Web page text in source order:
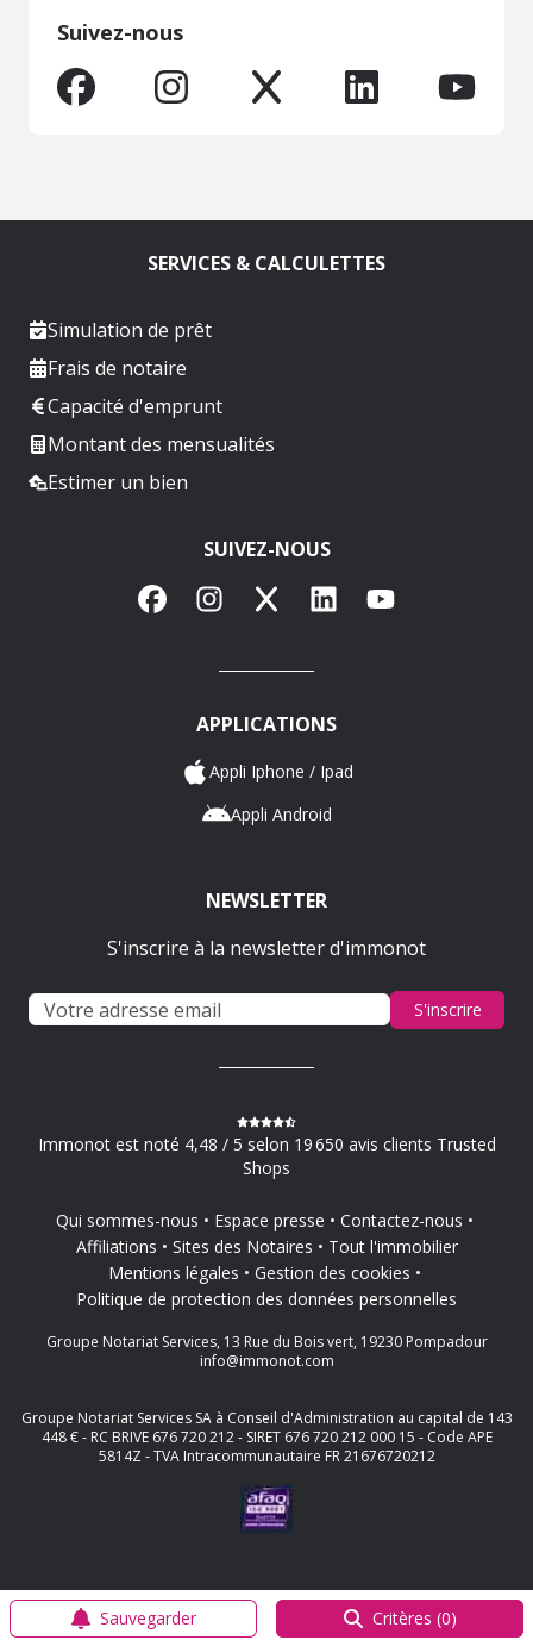
Suivez-nous
Sauvegarder Critères (0)
SERVICES & CALCULETTES
Simulation de prêt
Frais de notaire
Capacité d'emprunt
Montant des mensualités
Estimer un bien
SUIVEZ-NOUS
FacebookInstagram
X LinkedInYouTube
APPLICATIONS
Appli Iphone / Ipad
Appli Android
NEWSLETTER
S'inscrire à la newsletter d'immonot
S'inscrire
Immonot est noté 4,48 / 5 selon 19 650 avis clients Trusted
Shops
Qui sommes-nous Espace presse
Contactez-nous
Affiliations
Sites des Notaires
Tout l'immobilier
Mentions légales
Gestion des cookies
Politique de protection des données personnelles
Groupe Notariat Services, 13 Rue du Bois vert, 19230 Pompadour
info@immonot.com
Groupe Notariat Services SA à Conseil d'Administration au capital de 143
448 € - RC BRIVE 676 720 212 - SIRET 676 720 212 000 15 - Code APE
5814Z - TVA Intracommunautaire FR 21676720212